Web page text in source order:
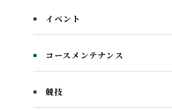
イベント
コースメンテナンス
競技